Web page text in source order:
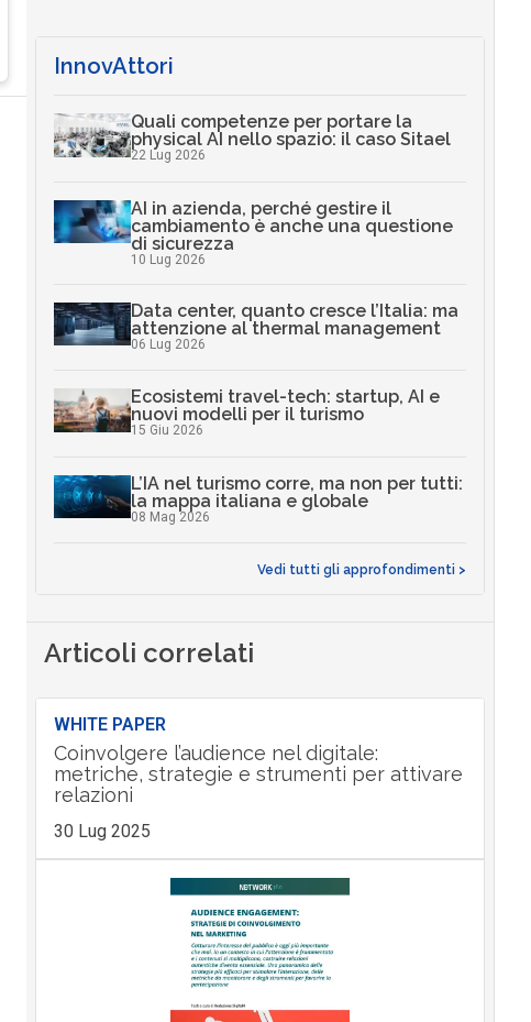
InnovAttori
Quali competenze per portare la
physical AI nello spazio: il caso Sitael
22 Lug 2026
AI in azienda, perché gestire il
cambiamento è anche una questione
di sicurezza
10 Lug 2026
Data center, quanto cresce l’Italia: ma
attenzione al thermal management
06 Lug 2026
Ecosistemi travel-tech: startup, AI e
nuovi modelli per il turismo
15 Giu 2026
L’IA nel turismo corre, ma non per tutti:
la mappa italiana e globale
08 Mag 2026
Vedi tutti gli approfondimenti >
Articoli correlati
WHITE PAPER
Coinvolgere l’audience nel digitale:
metriche, strategie e strumenti per attivare
relazioni
30 Lug 2025